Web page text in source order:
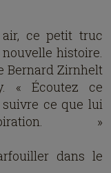
ce petit truc
histoire.
Bernard Zirnhelt
« Écoutez ce
ce que lui
»
dans le